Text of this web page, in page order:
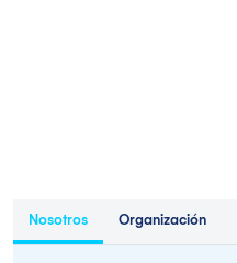
Nosotros Organización